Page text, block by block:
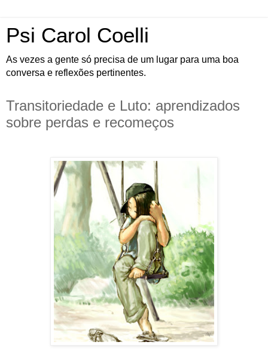
Psi Carol Coelli
As vezes a gente só precisa de um lugar para uma boa
conversa e reflexões pertinentes.
Transitoriedade e Luto: aprendizados
sobre perdas e recomeços